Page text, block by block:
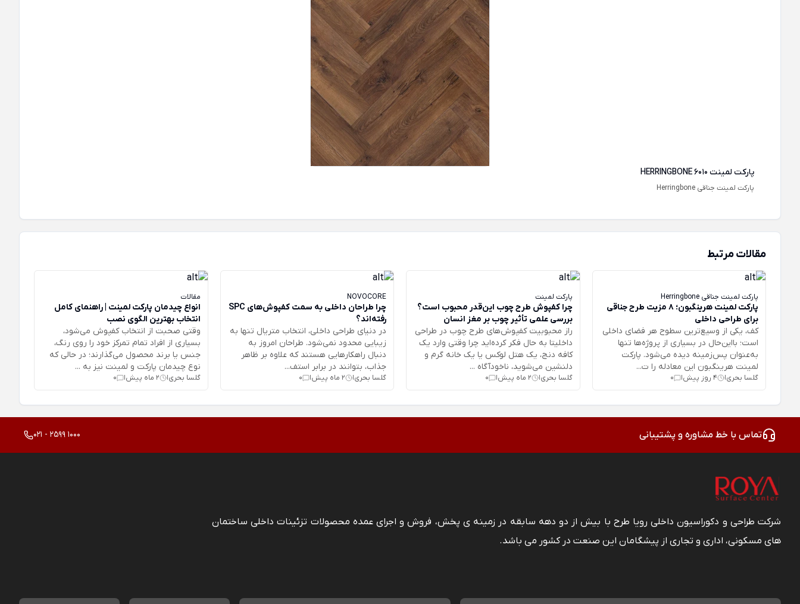
پارکت لمینت HERRINGBONE 6010
پارکت لمینت جناقی Herringbone
مقالات مرتبط
پارکت لمینت جناقی Herringbone
پارکت لمینت هرینگبون؛ ۸ مزیت طرح جناقی
برای طراحی داخلی
کف، یکی از وسیع‌ترین سطوح هر فضای داخلی
است؛ بااین‌حال در بسیاری از پروژه‌ها تنها
به‌عنوان پس‌زمینه دیده می‌شود. پارکت
لمینت هرینگبون این معادله را ت...
گلسا بحری| 4 روز پیش |
0
پارکت لمینت
چرا کفپوش طرح چوب این‌قدر محبوب است؟
بررسی علمی تأثیر چوب بر مغز انسان
راز محبوبیت کفپوش‌های طرح چوب در طراحی
داخلیتا به حال فکر کرده‌اید چرا وقتی وارد یک
کافه دنج، یک هتل لوکس یا یک خانه گرم و
دلنشین می‌شوید، ناخودآگاه ...
گلسا بحری| 2 ماه پیش |
0
NOVOCORE
چرا طراحان داخلی به سمت کفپوش‌های SPC
رفته‌اند؟
در دنیای طراحی داخلی، انتخاب متریال تنها به
زیبایی محدود نمی‌شود. طراحان امروز به
دنبال راهکارهایی هستند که علاوه بر ظاهر
جذاب، بتوانند در برابر استف...
گلسا بحری| 2 ماه پیش |
0
مقالات
انواع چیدمان پارکت لمینت | راهنمای کامل
انتخاب بهترین الگوی نصب
وقتی صحبت از انتخاب کفپوش می‌شود،
بسیاری از افراد تمام تمرکز خود را روی رنگ،
جنس یا برند محصول می‌گذارند؛ در حالی که
نوع چیدمان پارکت و لمینت نیز به ...
گلسا بحری| 2 ماه پیش |
0
تماس با خط مشاوره و پشتیبانی 021 - 2599 1000
شرکت طراحی و دکوراسیون داخلی رویا طرح با بیش از دو دهه سابقه در زمینه ی پخش، فروش و اجرای عمده محصولات تزئینات داخلی ساختمان
های مسکونی، اداری و تجاری از پیشگامان این صنعت در کشور می باشد.